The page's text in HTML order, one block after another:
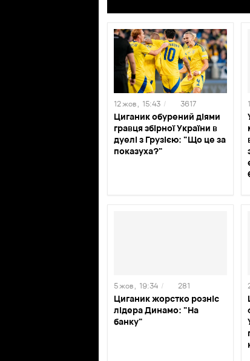
Циганик обурений діями
гравця збірної України в
дуелі з Грузією: "Що це за
показуха?"
12 жов , 15:43 / 3617
Циганик жорстко розніс
лідера Динамо: "На
банку"
5 жов , 19:34 / 281